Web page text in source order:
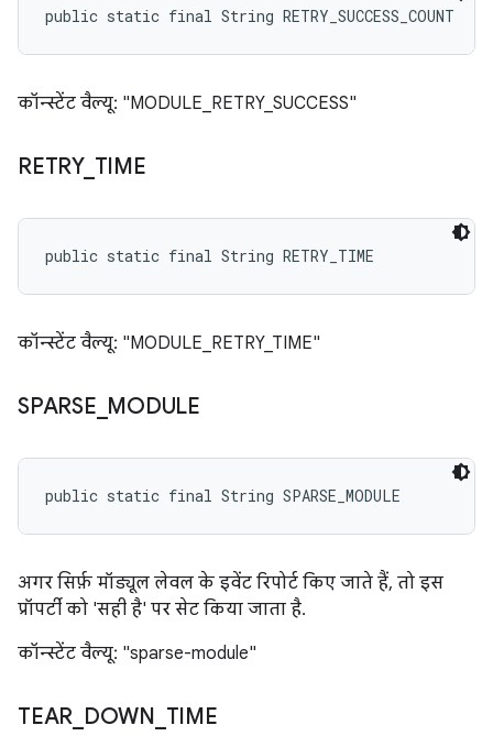
public static final String RETRY_SUCCESS_COUNT
कॉन्स्टेंट वैल्यू: "MODULE_RETRY_SUCCESS"
RETRY_ TIME
public static final String RETRY_TIME
कॉन्स्टेंट वैल्यू: "MODULE_RETRY_TIME"
SPARSE MODULE
public static final String SPARSE_MODULE
अगर सिर्फ़ मॉड्यूल लेवल के इवेंट रिपोर्ट किए जाते हैं, तो इस
प्रॉपर्टी को 'सही है' पर सेट किया जाता है.
कॉन्स्टेंट वैल्यू: "sparse-module"
TEAR DOWN TIME